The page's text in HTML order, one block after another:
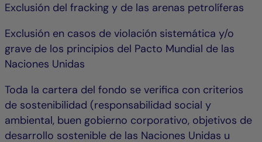
Exclusión del fracking y de las arenas petrolíferas
Exclusión en casos de violación sistemática y/o
grave de los principios del Pacto Mundial de las
Naciones Unidas
Toda la cartera del fondo se verifica con criterios
de sostenibilidad (responsabilidad social y
ambiental, buen gobierno corporativo, objetivos de
desarrollo sostenible de las Naciones Unidas u